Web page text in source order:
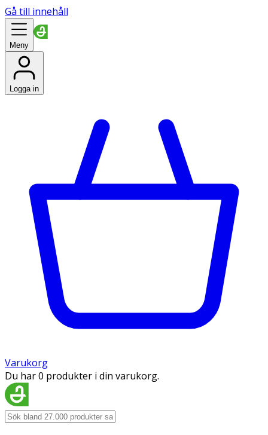
Gå till innehåll
Meny
Logga in
Varukorg
Du har 0 produkter i din varukorg.